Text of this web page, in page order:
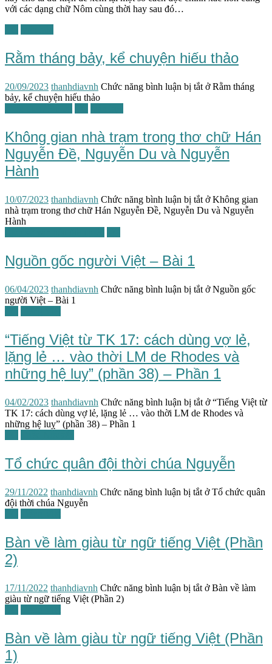
với các dạng chữ Nôm cùng thời hay sau đó…
Rằm tháng bảy, kể chuyện hiếu thảo
20/09/2023 thanhdiavnh Chức năng bình luận bị tắt ở Rằm tháng
bảy, kể chuyện hiếu thảo
Không gian nhà trạm trong thơ chữ Hán
Nguyễn Đề, Nguyễn Du và Nguyễn
Hành
10/07/2023 thanhdiavnh Chức năng bình luận bị tắt ở Không gian
nhà trạm trong thơ chữ Hán Nguyễn Đề, Nguyễn Du và Nguyễn
Hành
Nguồn gốc người Việt – Bài 1
06/04/2023 thanhdiavnh Chức năng bình luận bị tắt ở Nguồn gốc
người Việt – Bài 1
“Tiếng Việt từ TK 17: cách dùng vợ lẻ,
lặng lẻ … vào thời LM de Rhodes và
những hệ luỵ” (phần 38) – Phần 1
04/02/2023 thanhdiavnh Chức năng bình luận bị tắt ở “Tiếng Việt từ
TK 17: cách dùng vợ lẻ, lặng lẻ … vào thời LM de Rhodes và
những hệ luỵ” (phần 38) – Phần 1
Tổ chức quân đội thời chúa Nguyễn
29/11/2022 thanhdiavnh Chức năng bình luận bị tắt ở Tổ chức quân
đội thời chúa Nguyễn
Bàn về làm giàu từ ngữ tiếng Việt (Phần
2)
17/11/2022 thanhdiavnh Chức năng bình luận bị tắt ở Bàn về làm
giàu từ ngữ tiếng Việt (Phần 2)
Bàn về làm giàu từ ngữ tiếng Việt (Phần
1)